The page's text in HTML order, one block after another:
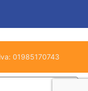
01985170743
alla privacy